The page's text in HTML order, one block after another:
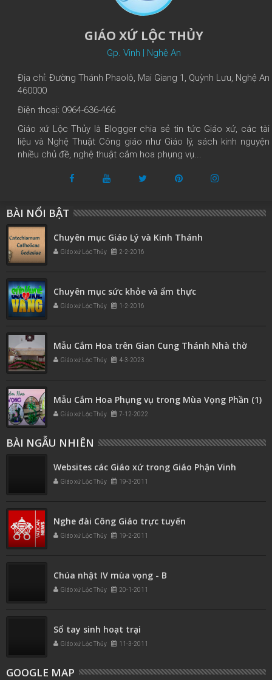
GIÁO XỨ LỘC THỦY
Gp. Vinh | Nghệ An
Địa chỉ: Đường Thánh Phaolô, Mai Giang 1, Quỳnh Lưu, Nghệ An
460000
Điện thoại: 0964-636-466
Giáo xứ Lộc Thủy là Blogger chia sẻ tin tức Giáo xứ, các tài
liệu và Nghệ Thuật Công giáo như Giáo lý, sách kinh nguyện
nhiều chủ đề, nghệ thuật cắm hoa phụng vụ...
BÀI NỔI BẬT
Chuyên mục Giáo Lý và Kinh Thánh
Giáo xứ Lộc Thủy 2-2-2016
Chuyên mục sức khỏe và ẩm thực
Giáo xứ Lộc Thủy 1-2-2016
Mẫu Cắm Hoa trên Gian Cung Thánh Nhà thờ
Giáo xứ Lộc Thủy 4-3-2023
Mẫu Cắm Hoa Phụng vụ trong Mùa Vọng Phần (1)
Giáo xứ Lộc Thủy 7-12-2022
BÀI NGẪU NHIÊN
Websites các Giáo xứ trong Giáo Phận Vinh
Giáo xứ Lộc Thủy 19-3-2011
Nghe đài Công Giáo trực tuyến
Giáo xứ Lộc Thủy 19-2-2011
Chúa nhật IV mùa vọng - B
Giáo xứ Lộc Thủy 20-1-2011
Sổ tay sinh hoạt trại
Giáo xứ Lộc Thủy 11-3-2011
GOOGLE MAP